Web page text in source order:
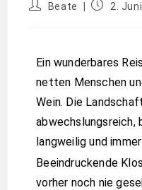
Beate 2.
Ein wunderbares
netten Menschen
Wein. Die
abwechslungsreich,
langweilig und
Beeindruckende
vorher noch nie